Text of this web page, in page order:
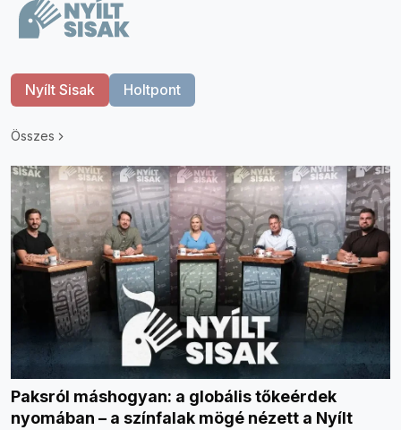
Nyílt Sisak Holtpont
Összes
Paksról máshogyan: a globális tőkeérdek
nyomában – a színfalak mögé nézett a Nyílt